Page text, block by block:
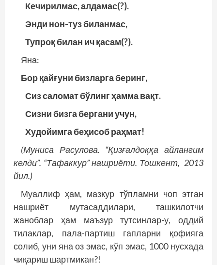
Кечирилмас, алдамас(?).
Энди нон-туз биланмас,
Тупроқ билан ич қасам(?).
Яна:
Бор қайғуни бизларга беринг,
Сиз саломат бўлинг ҳамма вақт.
Сизни бизга бергани учун,
Худойимга беҳисоб раҳмат!
(Муниса Расулова. “Қизғалдоққа айлангим
келди”. “Тафаккур” нашриёти. Тошкент, 2013
йил.)
Муаллиф ҳам, мазкур тўпламни чоп этган
нашриёт мутасаддилари, ташкилотчи
жаноблар ҳам маъзур тутсинлар-у, оддий
тилаклар, пала-партиш гапларни қофияга
солиб, уни яна оз эмас, кўп эмас, 1000 нусхада
чиқариш шартмикан?!